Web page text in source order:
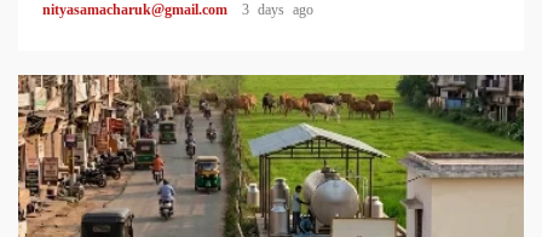
nityasamacharuk@gmail.com 3 days ago